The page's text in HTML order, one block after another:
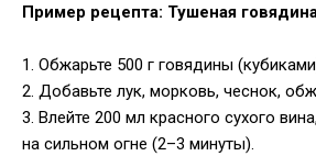
Пример рецепта: Тушеная
1. Обжарьте 500 г говядины
2. Добавьте лук, морковь, чеснок,
3. Влейте 200 мл красного сухого
на сильном огне (2–3 минуты).